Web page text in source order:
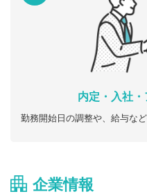
内定・入社
勤務開始日の調整や、給与な
企業情報